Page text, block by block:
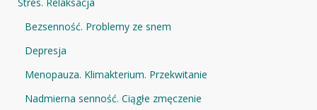
Bezsenność. Problemy ze snem
Depresja
Menopauza. Klimakterium. Przekwitanie
Nadmierna senność. Ciągłe zmęczenie